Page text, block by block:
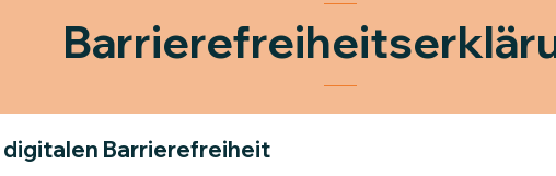
digitalen Barrierefreiheit